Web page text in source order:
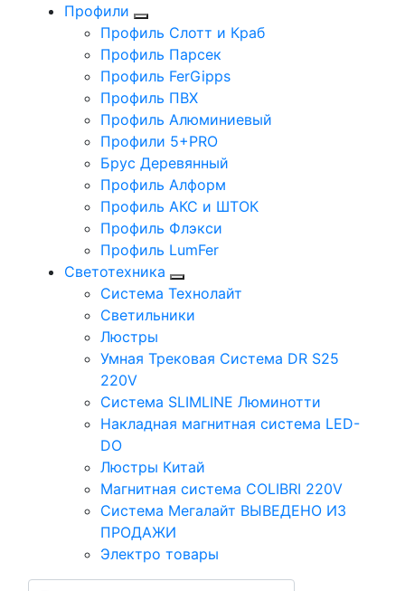
Профили
Профиль Слотт и Краб
Профиль Парсек
Профиль FerGipps
Профиль ПВХ
Профиль Алюминиевый
Профили 5+PRO
Брус Деревянный
Профиль Алформ
Профиль АКС и ШТОК
Профиль Флэкси
Профиль LumFer
Светотехника
Система Технолайт
Светильники
Люстры
Умная Трековая Система DR S25
220V
Система SLIMLINE Люминотти
Накладная магнитная система LED-
DO
Люстры Китай
Магнитная система COLIBRI 220V
Система Мегалайт ВЫВЕДЕНО ИЗ
ПРОДАЖИ
Электро товары